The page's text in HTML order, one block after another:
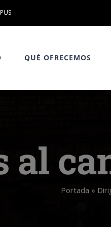
QUÉ OFRECEMOS
al
Portada »